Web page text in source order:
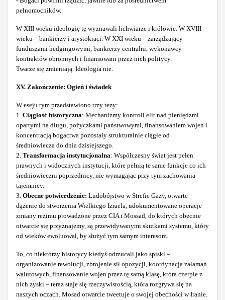
pełnomocników.
W XIII wieku ideologię tę wyznawali lichwiarze i królowie. W XVIII
wieku – bankierzy i arystokraci. W XXI wieku – zarządzający
funduszami hedgingowymi, bankierzy centralni, wykonawcy
kontraktów obronnych i finansowani przez nich politycy.
Twarze się zmieniają. Ideologia nie.
XV. Zakończenie: Ogień i świadek
W eseju tym przedstawiono trzy tezy:
1. Ciągłość historyczna: Mechanizmy kontroli elit nad pieniędzmi
opartymi na długu, pożyczkami państwowymi, finansowaniem wojen i
koncentracją bogactwa pozostały strukturalnie ciągłe od
średniowiecza do dnia dzisiejszego.
2. Transformacja instytucjonalna: Współczesny świat jest pełen
prawnych i widocznych instytucji, które pełnią te same funkcje co ich
średniowieczni poprzednicy, nie wymagając przy tym zachowania
tajemnicy.
3. Obecne potwierdzenie: Ludobójstwo w Strefie Gazy, otwarte
dążenie do stworzenia Wielkiego Izraela, udokumentowane operacje
zmiany reżimu prowadzone przez CIA i Mossad, do których obecnie
otwarcie się przyznajemy, są przewidywanymi skutkami systemu, który
od wieków ewoluował, by służyć tym samym interesom.
To, co niektórzy historycy kiedyś odrzucali jako spiski –
organizowanie rewolucji, zbrojenie sił opozycji, koordynacja załamań
walutowych, finansowanie wojen przez tę samą klasę, która czerpie z
nich zyski – teraz staje się rzeczywistością, która rozgrywa się na
naszych oczach. Mosad otwarcie tweetuje o swojej obecności w Iranie.